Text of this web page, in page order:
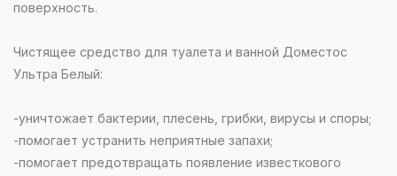
поверхность.
Чистящее средство для туалета и ванной Доместос
Ультра Белый:
-уничтожает бактерии, плесень, грибки, вирусы и споры;
-помогает устранить неприятные запахи;
-помогает предотвращать появление известкового